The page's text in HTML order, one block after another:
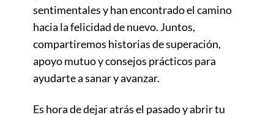
sentimentales y han encontrado el camino
hacia la felicidad de nuevo. Juntos,
compartiremos historias de superación,
apoyo mutuo y consejos prácticos para
ayudarte a sanar y avanzar.
Es hora de dejar atrás el pasado y abrir tu